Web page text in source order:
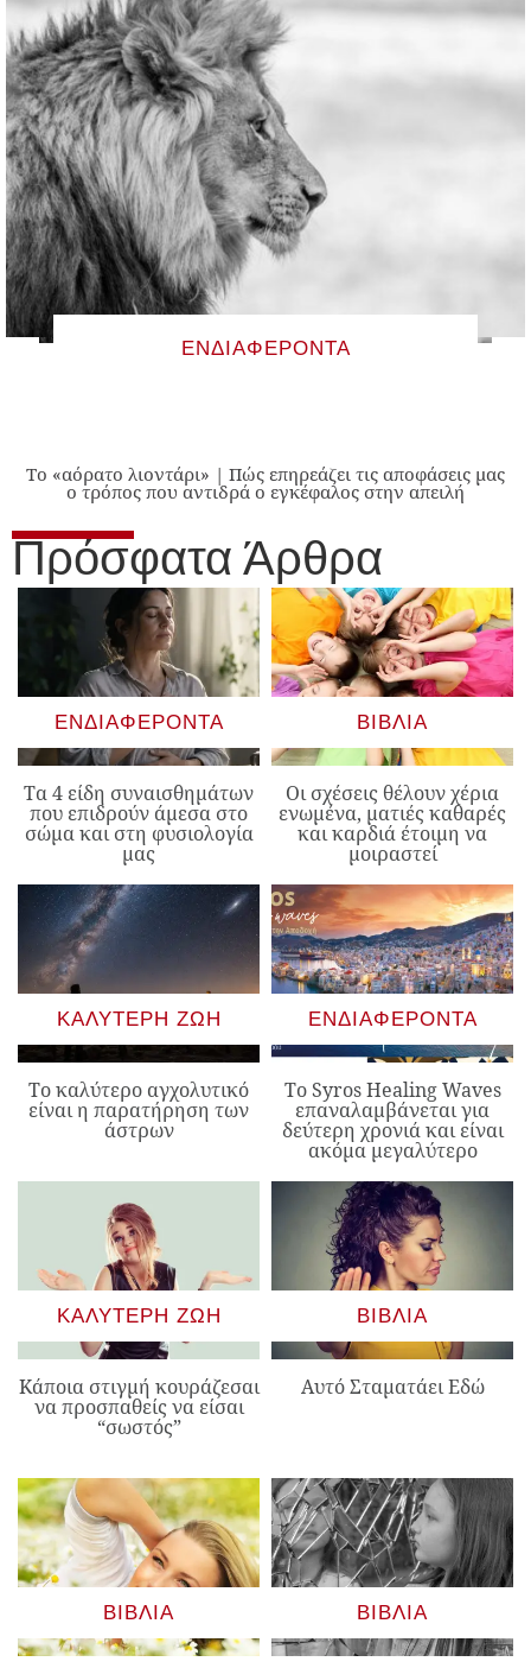
ΕΝΔΙΑΦΈΡΟΝΤΑ
Το «αόρατο λιοντάρι» | Πώς επηρεάζει τις αποφάσεις μας
ο τρόπος που αντιδρά ο εγκέφαλος στην απειλή
Πρόσφατα Άρθρα
ΕΝΔΙΑΦΈΡΟΝΤΑ
Τα 4 είδη συναισθημάτων
που επιδρούν άμεσα στο
σώμα και στη φυσιολογία
μας
ΒΙΒΛΊΑ
Οι σχέσεις θέλουν χέρια
ενωμένα, ματιές καθαρές
και καρδιά έτοιμη να
μοιραστεί
ΚΑΛΎΤΕΡΗ ΖΩΉ
Το καλύτερο αγχολυτικό
είναι η παρατήρηση των
άστρων
ΕΝΔΙΑΦΈΡΟΝΤΑ
Το Syros Healing Waves
επαναλαμβάνεται για
δεύτερη χρονιά και είναι
ακόμα μεγαλύτερο
ΚΑΛΎΤΕΡΗ ΖΩΉ
Κάποια στιγμή κουράζεσαι
να προσπαθείς να είσαι
“σωστός”
ΒΙΒΛΊΑ
Αυτό Σταματάει Εδώ
ΒΙΒΛΊΑ ΒΙΒΛΊΑ